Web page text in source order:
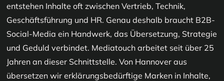
entstehen Inhalte oft zwischen Vertrieb, Technik,
Geschäftsführung und HR. Genau deshalb braucht B2B-
Social-Media ein Handwerk, das Übersetzung, Strategie
und Geduld verbindet. Mediatouch arbeitet seit über 25
Jahren an dieser Schnittstelle. Von Hannover aus
übersetzen wir erklärungsbedürftige Marken in Inhalte,